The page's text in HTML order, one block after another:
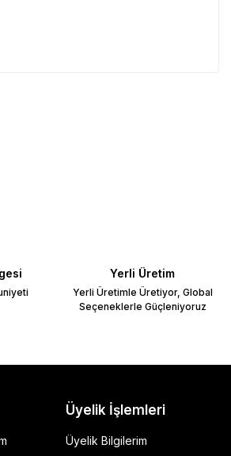
Yerli Üretim
Yerli Üretimle Üretiyor, Global
Seçeneklerle Güçleniyoruz
Üyelik İşlemleri
Üyelik Bilgilerim